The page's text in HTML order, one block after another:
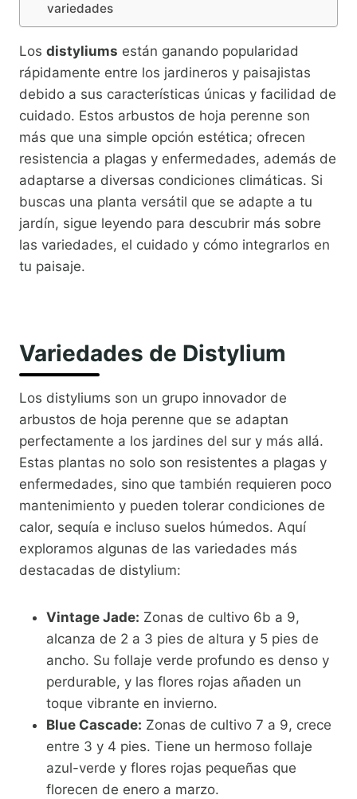
variedades
Los distyliums están ganando popularidad
rápidamente entre los jardineros y paisajistas
debido a sus características únicas y facilidad de
cuidado. Estos arbustos de hoja perenne son
más que una simple opción estética; ofrecen
resistencia a plagas y enfermedades, además de
adaptarse a diversas condiciones climáticas. Si
buscas una planta versátil que se adapte a tu
jardín, sigue leyendo para descubrir más sobre
las variedades, el cuidado y cómo integrarlos en
tu paisaje.
Variedades de Distylium
Los distyliums son un grupo innovador de
arbustos de hoja perenne que se adaptan
perfectamente a los jardines del sur y más allá.
Estas plantas no solo son resistentes a plagas y
enfermedades, sino que también requieren poco
mantenimiento y pueden tolerar condiciones de
calor, sequía e incluso suelos húmedos. Aquí
exploramos algunas de las variedades más
destacadas de distylium:
Vintage Jade: Zonas de cultivo 6b a 9,
alcanza de 2 a 3 pies de altura y 5 pies de
ancho. Su follaje verde profundo es denso y
perdurable, y las flores rojas añaden un
toque vibrante en invierno.
Blue Cascade: Zonas de cultivo 7 a 9, crece
entre 3 y 4 pies. Tiene un hermoso follaje
azul-verde y flores rojas pequeñas que
florecen de enero a marzo.